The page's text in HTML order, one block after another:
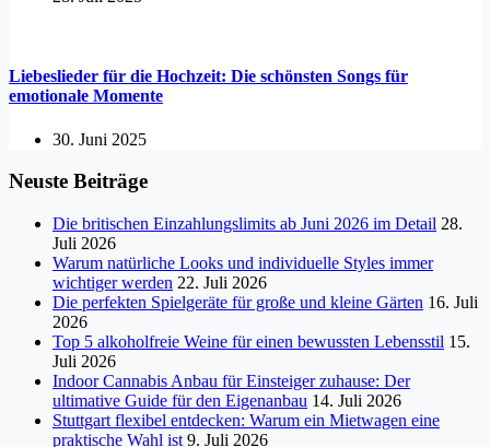
Liebeslieder für die Hochzeit: Die schönsten Songs für
emotionale Momente
30. Juni 2025
Neuste Beiträge
Die britischen Einzahlungslimits ab Juni 2026 im Detail 28.
Juli 2026
Warum natürliche Looks und individuelle Styles immer
wichtiger werden 22. Juli 2026
Die perfekten Spielgeräte für große und kleine Gärten 16. Juli
2026
Top 5 alkoholfreie Weine für einen bewussten Lebensstil 15.
Juli 2026
Indoor Cannabis Anbau für Einsteiger zuhause: Der
ultimative Guide für den Eigenanbau 14. Juli 2026
Stuttgart flexibel entdecken: Warum ein Mietwagen eine
praktische Wahl ist 9. Juli 2026